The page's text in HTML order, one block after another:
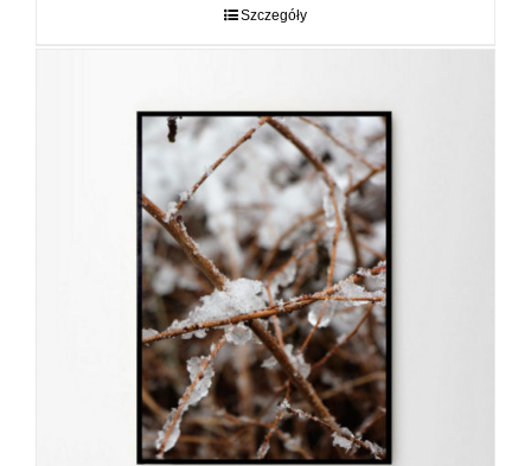
Szczegóły